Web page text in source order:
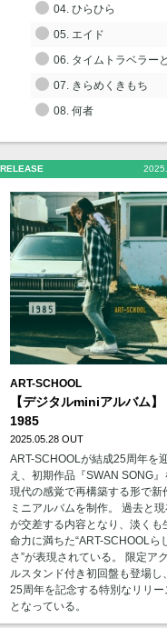
04. ひらひら
05. エイド
06. タイムトラベラー
07. きらめくきもち
08. 何者
RELEASE
ART-SCHOOL
【デジタルminiアルバム】
1985
2025.05.28 OUT
ART-SCHOOLが結成25周年を
え、初期作品『SWAN SONG』
現代の感覚で再構築する形で新
ミニアルバムを制作。 過去と
が交差する内容となり、淡くも
命力に満ちた“ART-SCHOOLら
さ”が表現されている。 限定ア
ルスタンド付き初回盤も登場し
25周年を記念する特別なリリー
となっている。